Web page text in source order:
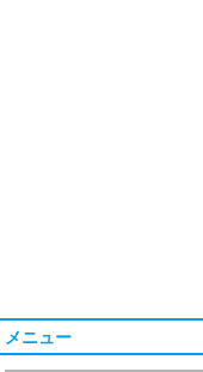
メニュー